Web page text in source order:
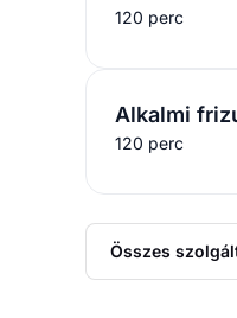
120 perc
Alkalmi
120 perc
Összes